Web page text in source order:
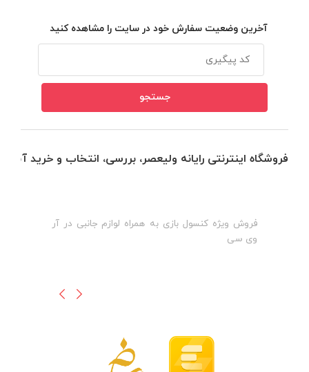
آخرین وضعیت سفارش خود در سایت را مشاهده کنید
فروشگاه اینترنتی رایانه ولیعصر، بررسی، انتخاب و خرید
فروش ویژه کنسول بازی به همراه لوازم جانبی در آر
وی سی